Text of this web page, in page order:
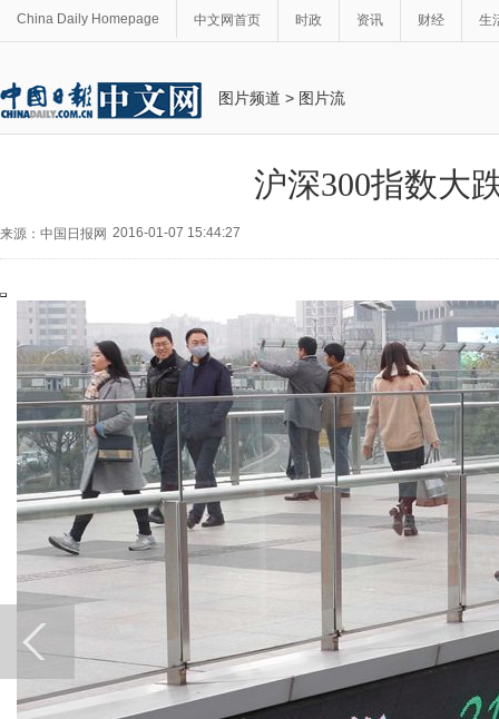
China Daily Homepage 中文网首页 时政 资讯 财经 生
图片频道 > 图片流
沪深300指数大
来源：中国日报网 2016-01-07 15:44:27